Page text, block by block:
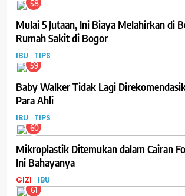
58
Mulai 5 Jutaan, Ini Biaya Melahirkan di
Rumah Sakit di Bogor
IBU TIPS
59
Baby Walker Tidak Lagi
Para Ahli
IBU TIPS
60
Mikroplastik Ditemukan dalam Cairan
Ini Bahayanya
GIZI IBU
61